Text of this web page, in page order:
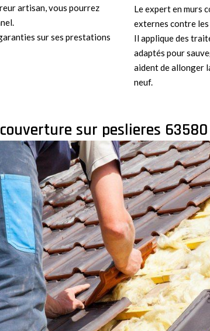
artisan, vous pourrez
sur ses prestations
Le expert en murs
externes contre les
Il applique des
adaptés pour
aident de allonger
neuf.
sur peslieres 63580